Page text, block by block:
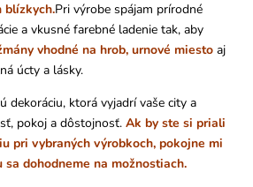
blízkych.Pri výrobe spájam prírodné
a vkusné farebné ladenie tak, aby
vhodné na hrob, urnové miesto aj
úcty a lásky.
dekoráciu, ktorá vyjadrí vaše city a
pokoj a dôstojnosť. Ak by ste si priali
pri vybraných výrobkoch, pokojne mi
dohodneme na možnostiach.